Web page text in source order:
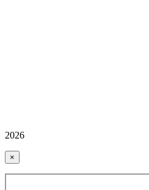
2026
×